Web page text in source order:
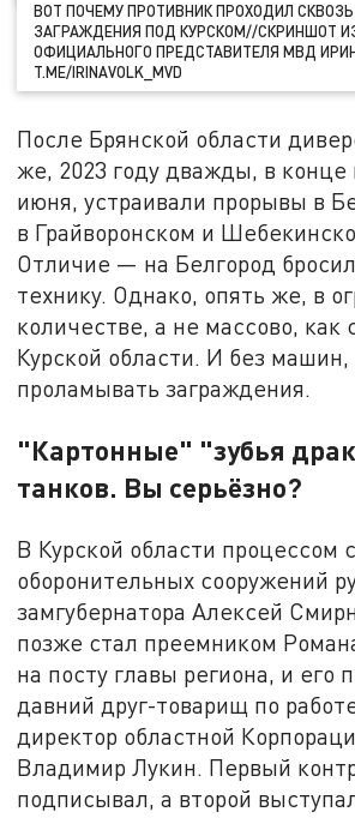
ВОТ ПОЧЕМУ ПРОТИВНИК ПРОХОДИЛ
ЗАГРАЖДЕНИЯ ПОД КУРСКОМ//СКРИНШОТ
ОФИЦИАЛЬНОГО ПРЕДСТАВИТЕЛЯ МВД
T.ME/IRINAVOLK_MVD
После Брянской области
же, 2023 году дважды, в конце
июня, устраивали прорывы в
в Грайворонском и
Отличие — на Белгород
технику. Однако, опять же, в
количестве, а не массово, как
Курской области. И без
проламывать заграждения.
"Картонные" "зубья
танков. Вы серьёзно?
В Курской области процессом
оборонительных сооружений
замгубернатора Алексей
позже стал преемником
на посту главы региона, и его
давний друг-товарищ по
директор областной
Владимир Лукин. Первый
подписывал, а второй